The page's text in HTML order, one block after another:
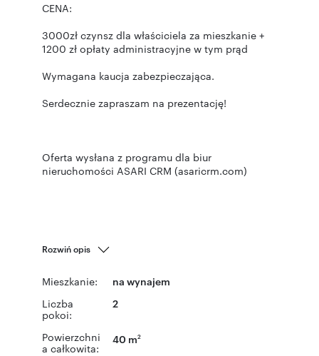
CENA:
3000zł czynsz dla właściciela za mieszkanie +
1200 zł opłaty administracyjne w tym prąd
Wymagana kaucja zabezpieczająca.
Serdecznie zapraszam na prezentację!
Oferta wysłana z programu dla biur
nieruchomości ASARI CRM (asaricrm.com)
Rozwiń opis
Mieszkanie: na wynajem
Liczba
pokoi:
2
Powierzchni
a całkowita:
40 m2